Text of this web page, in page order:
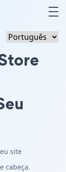
site
cabeça.